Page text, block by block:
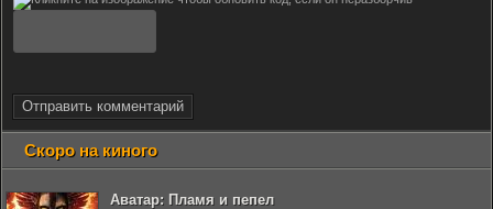
Отправить комментарий
Скоро на киного
Аватар: Пламя и пепел